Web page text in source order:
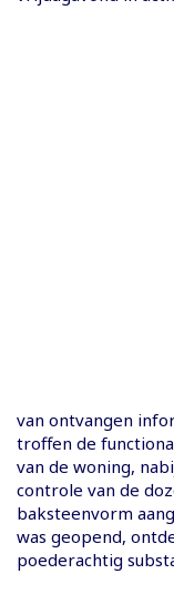
van ontvangen
troffen de
van de woning,
controle van de
baksteenvorm
was geopend,
poederachtig